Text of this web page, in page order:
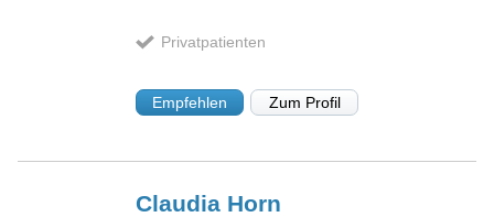
Privatpatienten
Empfehlen Zum Profil
Claudia Horn